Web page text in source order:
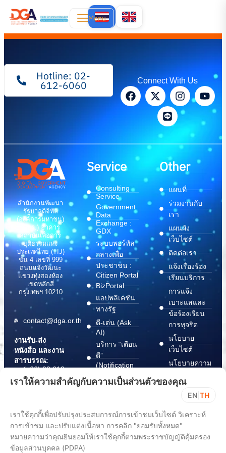
Menu
Hotline: 02-
612-6060 Connect With Us
สำนักงานพัฒนา
รัฐบาลดิจิทัล
(องค์การมหาชน)
(สพร.) อาคาร
สถาบันเพื่อการ
ยุติธรรมแห่ง
ประเทศไทย (TIJ)
ชั้น 4 เลขที่ 999
ถนนแจ้งวัฒนะ
แขวงทุ่งสองห้อง
เขตหลักสี่
กรุงเทพฯ 10210
contact@dga.or.th
งานรับ-ส่ง
หนังสือ และงาน
สารบรรณ:
(+66) 02 612
6000
saraban@dga.or.th
Center:
(+66) 02 612
Service
Consulting
Service
Government
Data
Exchange :
GDX
ระบบพอร์ทัล
กลางเพื่อ
ประชาชน :
Citizen Portal
BizPortal
แอปพลิเคชัน
ทางรัฐ
ดี-เด่น (Ask
AI)
บริการ “เตือน
ดี”
(Notification
บริการ
(Document
Wallet)
Other
แผนที่
ร่วมงานกับ
เรา
แผนผัง
เว็บไซต์
ติดต่อเรา
แจ้งเรื่องร้อง
เรียนบริการ
การแจ้ง
เบาะแสและ
ข้อร้องเรียน
การทุจริต
นโยบาย
เว็บไซต์
นโยบายความ
ปลอดภัย
สารสนเทศ
ChangeLog
เราให้ความสำคัญกับความเป็นส่วนตัวของคุณ
EN TH
เราใช้คุกกี้เพื่อปรับปรุงประสบการณ์การเข้าชมเว็บไซต์ วิเคราะห์
การเข้าชม และปรับแต่งเนื้อหา การคลิก "ยอมรับทั้งหมด"
หมายความว่าคุณยินยอมให้เราใช้คุกกี้ตามพระราชบัญญัติคุ้มครอง
ข้อมูลส่วนบุคคล (PDPA)